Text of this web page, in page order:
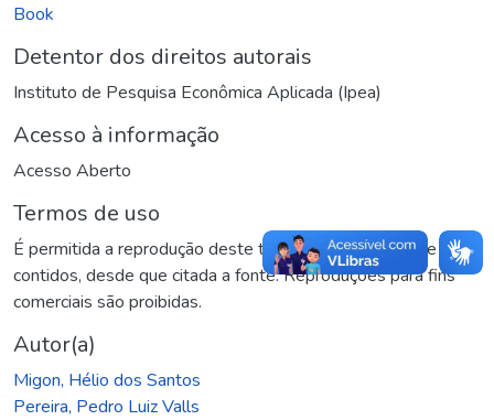
Book
Detentor dos direitos autorais
Instituto de Pesquisa Econômica Aplicada (Ipea)
Acesso à informação
Acesso Aberto
Termos de uso
É permitida a reprodução deste texto e dos dados nele
contidos, desde que citada a fonte. Reproduções para fins
comerciais são proibidas.
Autor(a)
Migon, Hélio dos Santos
Pereira, Pedro Luiz Valls